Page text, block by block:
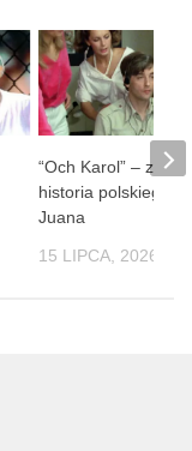
“Och Karol” –
historia polskiego
Juana
15 LIPCA, 2026